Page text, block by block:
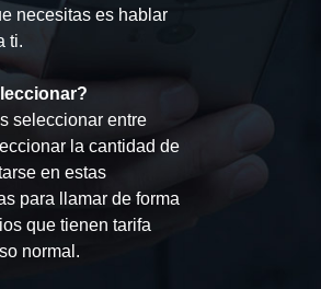
necesitas es hablar
ti.
seleccionar entre
la cantidad de
en estas
para llamar de forma
que tienen tarifa
normal.